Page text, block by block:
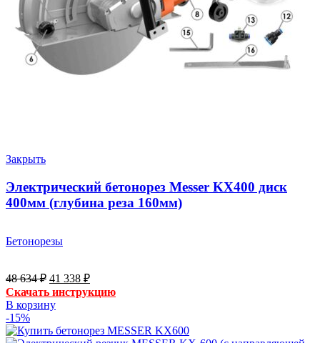
Закрыть
Электрический бетонорез Messer KX400 диск
400мм (глубина реза 160мм)
Бетонорезы
48 634₽ Первоначальная
цена
составляла
48
634 ₽.
41 338 ₽Текущая
цена:
41
Скачать инструкцию
В корзину
-15%